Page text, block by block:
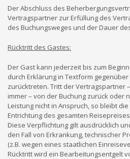
Der Abschluss des
Vertragspartner zur Erfüllung des
des Buchungsweges und der Dauer
Rücktritt des Gastes:
Der Gast kann jederzeit bis zum
durch Erklärung in Textform
zurücktreten. Tritt der Vertragspartner
immer – von der Buchung zurück oder
Leistung nicht in Anspruch, so bleibt
Entrichtung des gesamten
Diese Verpflichtung gilt ausdrücklich
den Fall von Erkrankung, technischer
(z.B. wegen eines staatlichen
Rücktritt wird ein Bearbeitungsentgelt